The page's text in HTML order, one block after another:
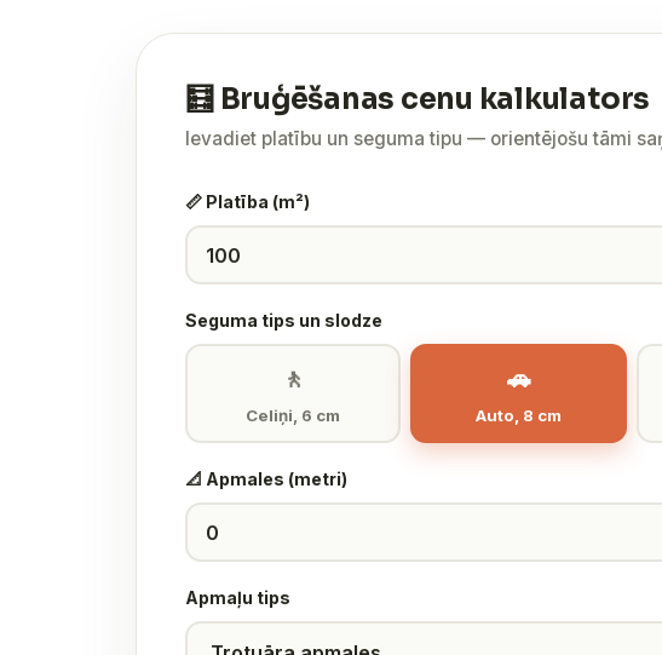
🧮 Bruģēšanas cenu kalkulators
Ievadiet platību un seguma tipu — orientējošu tāmi
📏 Platība (m²)
Seguma tips un slodze
🚶
Celiņi, 6 cm
🚗
Auto, 8 cm
📐 Apmales (metri)
Apmaļu tips